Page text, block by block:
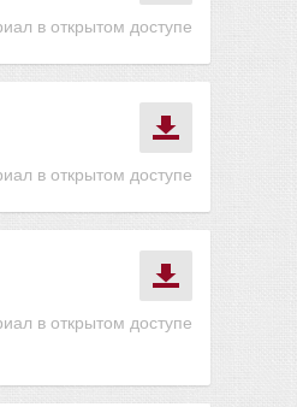
в открытом доступе
в открытом доступе
в открытом доступе